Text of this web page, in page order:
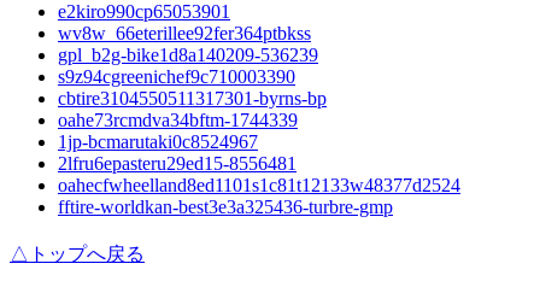
e2kiro990cp65053901
wv8w_66eterillee92fer364ptbkss
gpl_b2g-bike1d8a140209-536239
s9z94cgreenichef9c710003390
cbtire3104550511317301-byrns-bp
oahe73rcmdva34bftm-1744339
1jp-bcmarutaki0c8524967
2lfru6epasteru29ed15-8556481
oahecfwheelland8ed1101s1c81t12133w48377d2524
fftire-worldkan-best3e3a325436-turbre-gmp
△トップへ戻る